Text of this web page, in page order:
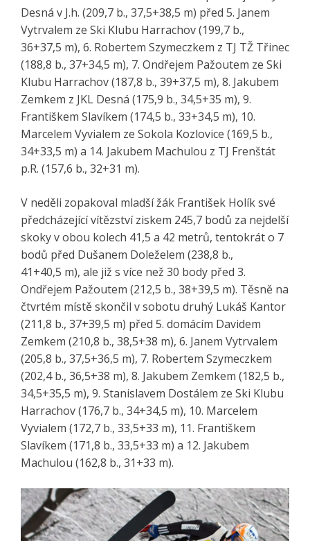
Desná v J.h. (209,7 b., 37,5+38,5 m) před 5. Janem
Vytrvalem ze Ski Klubu Harrachov (199,7 b.,
36+37,5 m), 6. Robertem Szymeczkem z TJ TŽ Třinec
(188,8 b., 37+34,5 m), 7. Ondřejem Pažoutem ze Ski
Klubu Harrachov (187,8 b., 39+37,5 m), 8. Jakubem
Zemkem z JKL Desná (175,9 b., 34,5+35 m), 9.
Františkem Slavíkem (174,5 b., 33+34,5 m), 10.
Marcelem Vyvialem ze Sokola Kozlovice (169,5 b.,
34+33,5 m) a 14. Jakubem Machulou z TJ Frenštát
p.R. (157,6 b., 32+31 m).
V neděli zopakoval mladší žák František Holík své
předcházející vítězství ziskem 245,7 bodů za nejdelší
skoky v obou kolech 41,5 a 42 metrů, tentokrát o 7
bodů před Dušanem Doleželem (238,8 b.,
41+40,5 m), ale již s více než 30 body před 3.
Ondřejem Pažoutem (212,5 b., 38+39,5 m). Těsně na
čtvrtém místě skončil v sobotu druhý Lukáš Kantor
(211,8 b., 37+39,5 m) před 5. domácím Davidem
Zemkem (210,8 b., 38,5+38 m), 6. Janem Vytrvalem
(205,8 b., 37,5+36,5 m), 7. Robertem Szymeczkem
(202,4 b., 36,5+38 m), 8. Jakubem Zemkem (182,5 b.,
34,5+35,5 m), 9. Stanislavem Dostálem ze Ski Klubu
Harrachov (176,7 b., 34+34,5 m), 10. Marcelem
Vyvialem (172,7 b., 33,5+33 m), 11. Františkem
Slavíkem (171,8 b., 33,5+33 m) a 12. Jakubem
Machulou (162,8 b., 31+33 m).